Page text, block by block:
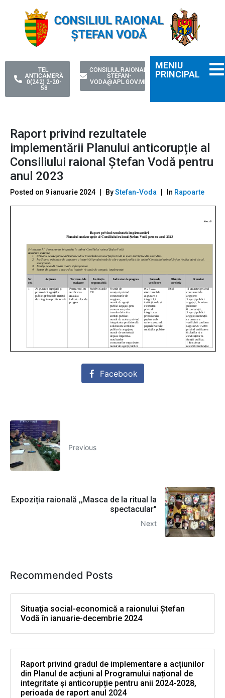
TEL.
ANTICAMERĂ
0(242) 2-20-
58
CONSILIUL.RAIONAL-
STEFAN-
VODA@APL.GOV.MD
MENIU
PRINCIPAL
Raport privind rezultatele
implementării Planului anticorupție al
Consiliului raional Ștefan Vodă pentru
anul 2023
Posted on 9 ianuarie 2024 ByStefan-Voda In Rapoarte
Facebook
Previous
Expoziția raională ,,Masca de la ritual la
spectacular"
Next
Recommended Posts
Situaţia social-economică a raionului Ştefan
Vodă în ianuarie-decembrie 2024
Raport privind gradul de implementare a acțiunilor
din Planul de acțiuni al Programului național de
integritate și anticorupție pentru anii 2024-2028,
perioada de raport anul 2024